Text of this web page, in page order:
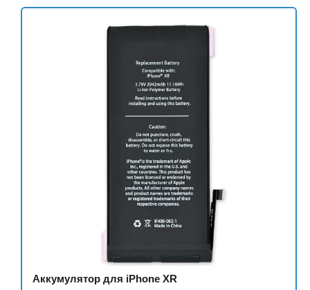
Аккумулятор для iPhone XR